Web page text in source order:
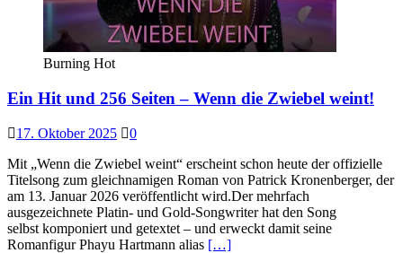
Burning Hot
Ein Hit und 256 Seiten – Wenn die Zwiebel weint!
17. Oktober 2025
0
Mit „Wenn die Zwiebel weint“ erscheint schon heute der offizielle
Titelsong zum gleichnamigen Roman von Patrick Kronenberger, der
am 13. Januar 2026 veröffentlicht wird.Der mehrfach
ausgezeichnete Platin- und Gold-Songwriter hat den Song
selbst komponiert und getextet – und erweckt damit seine
Romanfigur Phayu Hartmann alias […]